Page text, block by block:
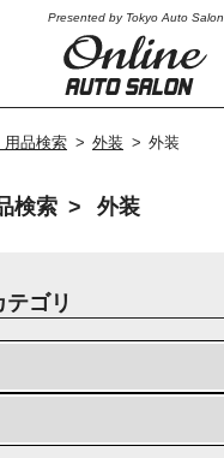
Presented by Tokyo Auto Salon
用品検索 外装 外装
検索 外装
ゴリ